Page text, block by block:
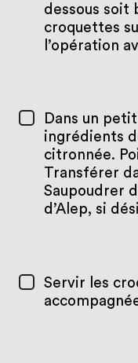
dessous soit
croquettes
l’opération
Dans un
ingrédients
citronnée.
Transférer
Saupoudrer
d’Alep, si
Servir les